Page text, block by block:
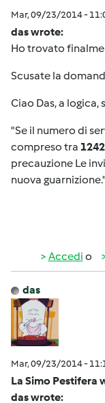
Mar, 09/23/2014 -
das wrote:
Ho trovato
Scusate la
Ciao Das, a logica,
"Se il numero di
compreso tra 1242
precauzione Le
nuova guarnizione."
Accedi o
das
Mar, 09/23/2014 -
La Simo Pestifera
das wrote: